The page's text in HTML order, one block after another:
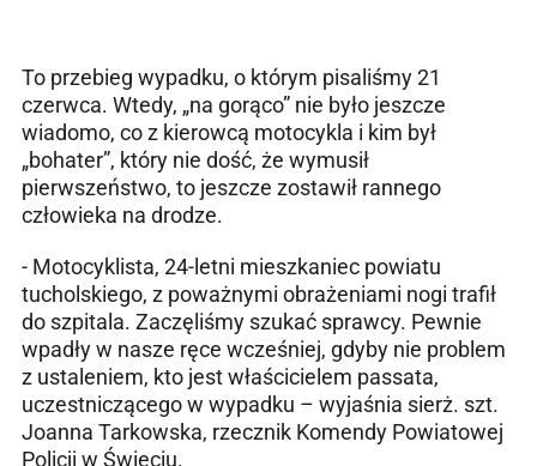
To przebieg wypadku, o którym pisaliśmy 21
czerwca. Wtedy, „na gorąco” nie było jeszcze
wiadomo, co z kierowcą motocykla i kim był
„bohater”, który nie dość, że wymusił
pierwszeństwo, to jeszcze zostawił rannego
człowieka na drodze.
- Motocyklista, 24-letni mieszkaniec powiatu
tucholskiego, z poważnymi obrażeniami nogi trafił
do szpitala. Zaczęliśmy szukać sprawcy. Pewnie
wpadły w nasze ręce wcześniej, gdyby nie problem
z ustaleniem, kto jest właścicielem passata,
uczestniczącego w wypadku – wyjaśnia sierż. szt.
Joanna Tarkowska, rzecznik Komendy Powiatowej
Policji w Świeciu.